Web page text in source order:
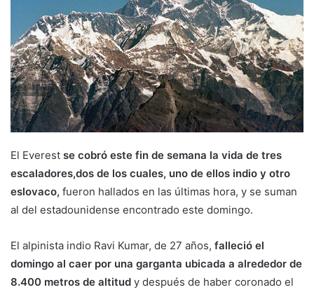
El Everest se cobró este fin de semana la vida de tres
escaladores,dos de los cuales, uno de ellos indio y otro
eslovaco, fueron hallados en las últimas hora, y se suman
al del estadounidense encontrado este domingo.
El alpinista indio Ravi Kumar, de 27 años, falleció el
domingo al caer por una garganta ubicada a alrededor de
8.400 metros de altitud y después de haber coronado el